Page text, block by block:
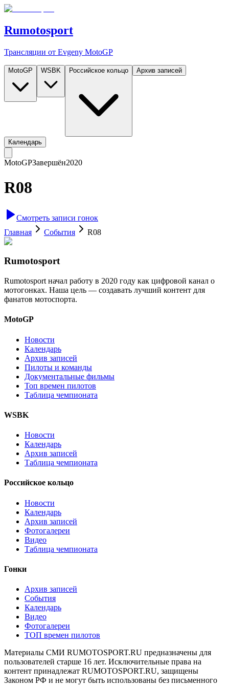
Rumotosport
Трансляции от Evgeny MotoGP
MotoGP WSBK Российское кольцо Архив записей
Календарь
MotoGPЗавершён2020
R08
Смотреть записи гонок
Главная
События R08
Rumotosport
Rumotosport начал работу в 2020 году как цифровой канал о
мотогонках. Наша цель — создавать лучший контент для
фанатов мотоспорта.
MotoGP
Новости
Календарь
Архив записей
Пилоты и команды
Документальные фильмы
Топ времен пилотов
Таблица чемпионата
WSBK
Новости
Календарь
Архив записей
Таблица чемпионата
Российское кольцо
Новости
Календарь
Архив записей
Фотогалереи
Видео
Таблица чемпионата
Гонки
Архив записей
События
Календарь
Видео
Фотогалереи
ТОП времен пилотов
Материалы СМИ RUMOTOSPORT.RU предназначены для
пользователей старше 16 лет. Исключительные права на
контент принадлежат RUMOTOSPORT.RU, защищены
Законом РФ и не могут быть использованы без письменного